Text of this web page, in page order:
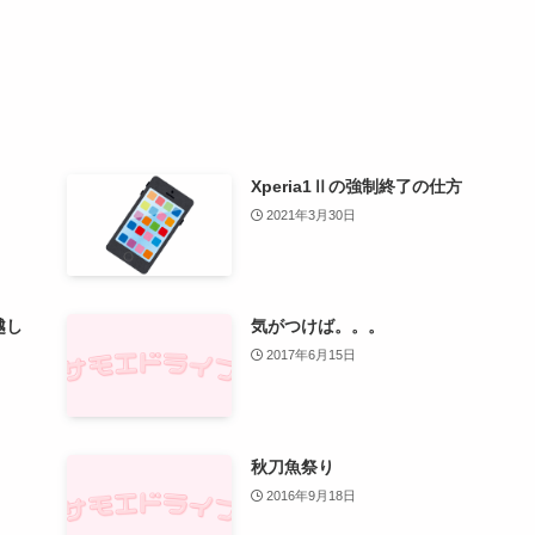
Xperia1Ⅱの強制終了の仕方
2021年3月30日
し 気がつけば。。。
2017年6月15日
秋刀魚祭り
2016年9月18日